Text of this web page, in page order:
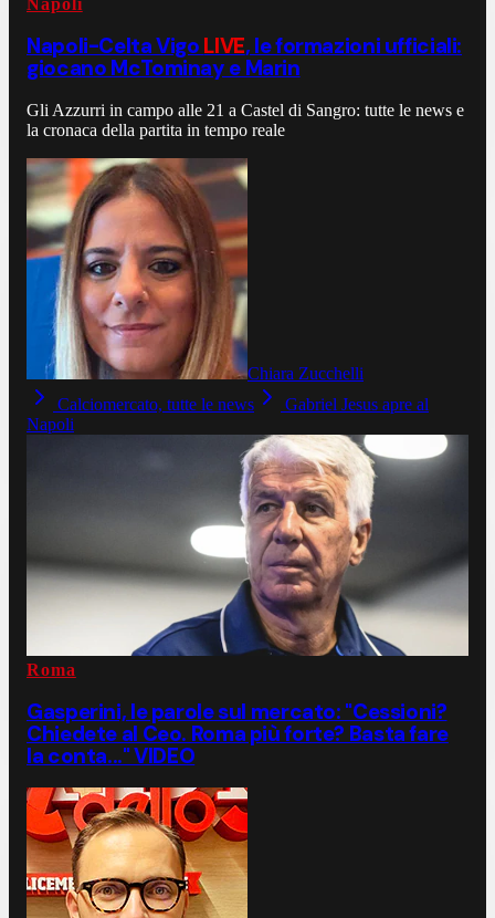
Napoli
Napoli-Celta Vigo LIVE, le formazioni ufficiali:
giocano McTominay e Marin
Gli Azzurri in campo alle 21 a Castel di Sangro: tutte le news e
la cronaca della partita in tempo reale
Chiara Zucchelli
Calciomercato, tutte le news
Gabriel Jesus apre al
Napoli
Roma
Gasperini, le parole sul mercato: "Cessioni?
Chiedete al Ceo. Roma più forte? Basta fare
la conta..." VIDEO